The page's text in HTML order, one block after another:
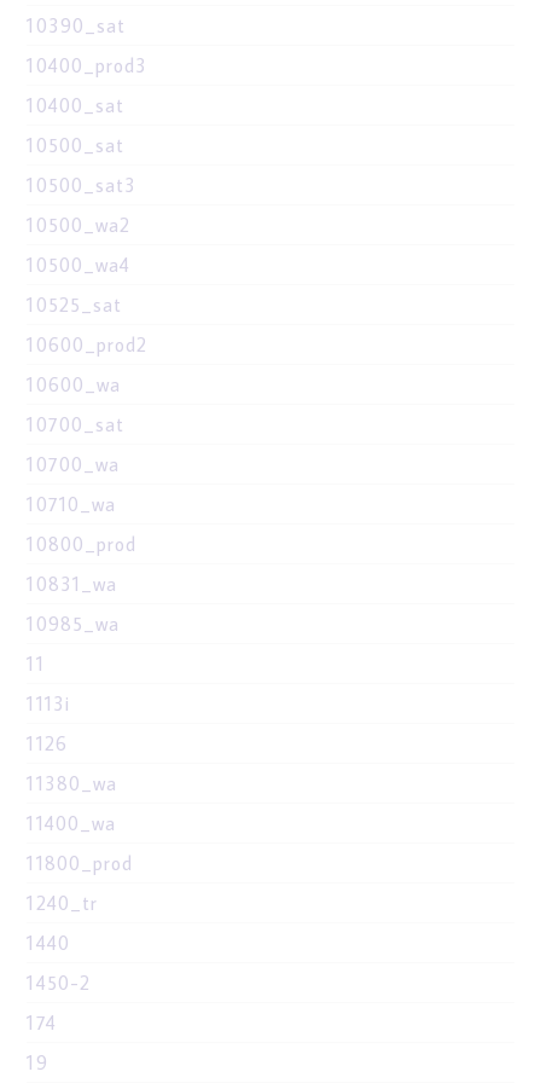
10390_sat
10400_prod3
10400_sat
10500_sat
10500_sat3
10500_wa2
10500_wa4
10525_sat
10600_prod2
10600_wa
10700_sat
10700_wa
10710_wa
10800_prod
10831_wa
10985_wa
11
1113i
1126
11380_wa
11400_wa
11800_prod
1240_tr
1440
1450-2
174
19